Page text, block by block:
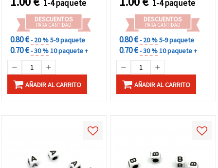
1-4 paquete
DESCUENTOS
PARA CANTIDAD
0.80 €- 20 %5-9 paquete
0.70 €- 30 %10 paquete +
AÑADIR AL CARRITO
1-4 paquete
DESCUENTOS
PARA CANTIDAD
0.80 €- 20 %5-9 paquete
0.70 €- 30 %10 paquete +
AÑADIR AL CARRITO